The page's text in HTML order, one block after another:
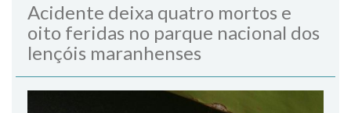
Acidente deixa quatro mortos e
oito feridas no parque nacional dos
lençóis maranhenses